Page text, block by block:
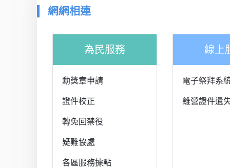
網網相連
為民服務
勳獎章申請
證件校正
轉免回禁役
疑難協處
各區服務據點
線上
電子祭拜系
離營證件遺